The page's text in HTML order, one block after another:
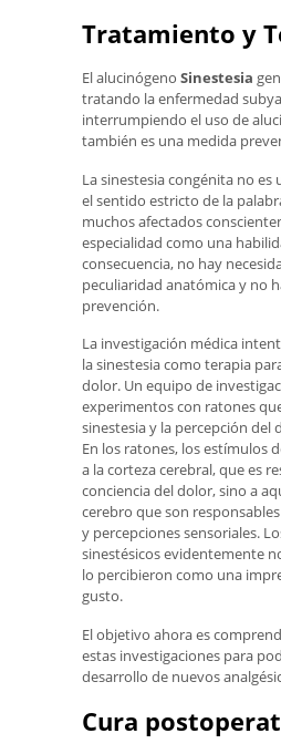
Tratamiento y
El alucinógeno Sinestesia
tratando la enfermedad
interrumpiendo el uso de
también es una medida
La sinestesia congénita no es
el sentido estricto de la
muchos afectados
especialidad como una
consecuencia, no hay
peculiaridad anatómica y no
prevención.
La investigación médica
la sinestesia como terapia
dolor. Un equipo de
experimentos con ratones
sinestesia y la percepción del
En los ratones, los estímulos
a la corteza cerebral, que es
conciencia del dolor, sino a
cerebro que son
y percepciones sensoriales.
sinestésicos evidentemente
lo percibieron como una
gusto.
El objetivo ahora es
estas investigaciones para
desarrollo de nuevos
Cura